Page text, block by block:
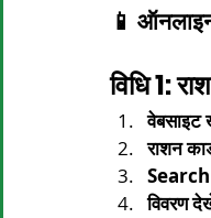
📱
विधि 1:
वेबसाइट
राशन
विवरण